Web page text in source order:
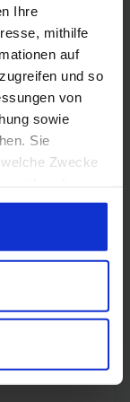
Ihre
mithilfe
auf
und so
von
sowie
Sie
Zwecke
das Privacy
Lage erfassen,
können
bestimmten
Daten
H610,
H610E,
H670,
H770,
Q670,
Q670E,
R680E,
Z690,
Z790,
4.0,
16GT/s